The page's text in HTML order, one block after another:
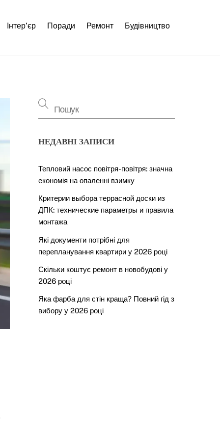
Інтер’єр Поради Ремонт Будівництво
НЕДАВНІ ЗАПИСИ
Тепловий насос повітря-повітря: значна
економія на опаленні взимку
Критерии выбора террасной доски из
ДПК: технические параметры и правила
монтажа
Які документи потрібні для
перепланування квартири у 2026 році
Скільки коштує ремонт в новобудові у
2026 році
Яка фарба для стін краща? Повний гід з
вибору у 2026 році